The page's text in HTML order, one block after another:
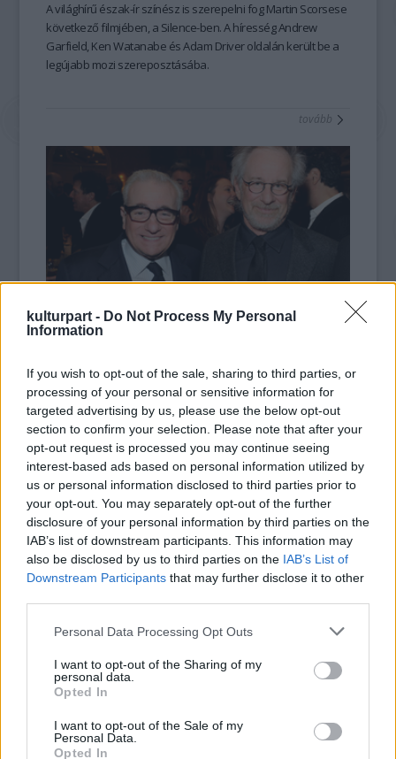
kulturpart - Do Not Process My Personal
Information
If you wish to opt-out of the sale, sharing to third parties, or
processing of your personal or sensitive information for
targeted advertising by us, please use the below opt-out
section to confirm your selection. Please note that after your
opt-out request is processed you may continue seeing
interest-based ads based on personal information utilized by
us or personal information disclosed to third parties prior to
your opt-out. You may separately opt-out of the further
disclosure of your personal information by third parties on the
IAB’s list of downstream participants. This information may
also be disclosed by us to third parties on the IAB’s List of
Downstream Participants that may further disclose it to other
Please note that this website/app uses one or more Google
not limited to your visit or usage behaviour. You may click to
grant or deny consent to Google and its third-party tags to
use your data for below specified purposes in below Google
consent section.
Personal Data Processing Opt Outs
I want to opt-out of the Sharing of my
personal data.
Opted In
I want to opt-out of the Sale of my
Personal Data.
Opted In
A világhírű észak-ír színész is szerepelni fogMartin Scorsese
következő filmjében, a Silence-ben. A híresség Andrew
Garfield, Ken Watanabe és Adam Driver oldalán került be a
legújabb mozi szereposztásába.
tovább
Spielberg és Scorsese a Puskinban
Újra láthatjuk a két rendező legendás filmjeit. Steven
Spielberg és Martin Scorsese filmjeiből mutat beválogatás
az év első felében abudapesti Puskin mozi
tovább
2014. 01. 17.|Kultúrpart
Kenyában úgy gondolják,